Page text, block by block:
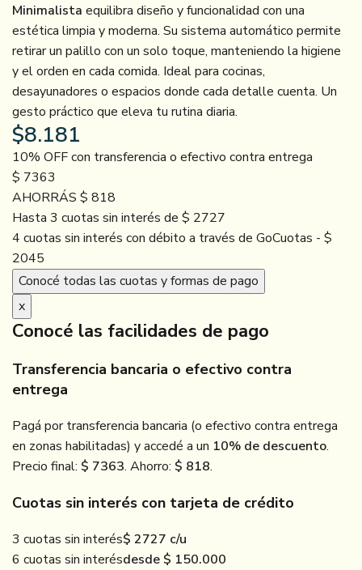
Minimalista equilibra diseño y funcionalidad con una
estética limpia y moderna. Su sistema automático permite
retirar un palillo con un solo toque, manteniendo la higiene
y el orden en cada comida. Ideal para cocinas,
desayunadores o espacios donde cada detalle cuenta. Un
gesto práctico que eleva tu rutina diaria.
$8.181
10% OFF con transferencia o efectivo contra entrega
$ 7363
AHORRÁS $ 818
Hasta 3 cuotas sin interés de $ 2727
4 cuotas sin interés con débito a través de GoCuotas - $
2045
Conocé todas las cuotas y formas de pago
x
Conocé las facilidades de pago
Transferencia bancaria o efectivo contra
entrega
Pagá por transferencia bancaria (o efectivo contra entrega
en zonas habilitadas) y accedé a un 10% de descuento.
Precio final: $ 7363. Ahorro: $ 818.
Cuotas sin interés con tarjeta de crédito
3 cuotas sin interés$ 2727 c/u
6 cuotas sin interésdesde $ 150.000